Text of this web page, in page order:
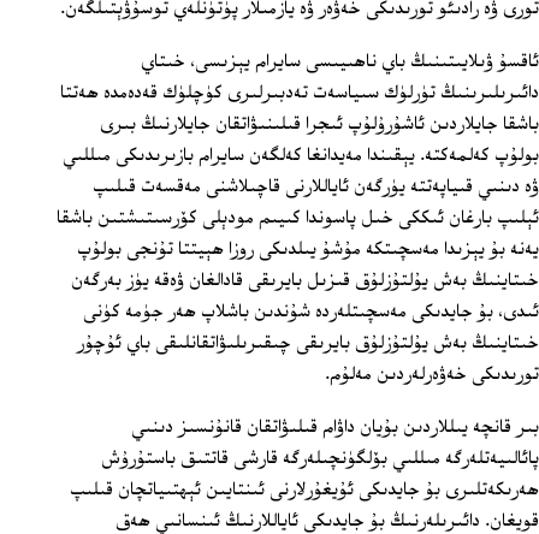
تورى ۋە رادىئو تورىدىكى خەۋەر ۋە يازمىلار پۈتۈنلەي توسۇۋېتىلگەن.
ئاقسۇ ۋىلايىتىنىڭ باي ناھىيىسى سايرام يېزىسى، خىتاي
دائىرىلىرىنىڭ تۈرلۈك سىياسەت تەدبىرلىرى كۈچلۈك قەدەمدە ھەتتا
باشقا جايلاردىن ئاشۇرۇلۇپ ئىجرا قىلىنىۋاتقان جايلارنىڭ بىرى
بولۇپ كەلمەكتە. يېقىندا مەيدانغا كەلگەن سايرام بازىرىدىكى مىللىي
ۋە دىنىي قىياپەتتە يۈرگەن ئاياللارنى قاچىلاشنى مەقسەت قىلىپ
ئېلىپ بارغان ئىككى خىل پاسوندا كىيىم مودېلى كۆرسىتىشتىن باشقا
يەنە بۇ يېزىدا مەسچىتكە مۇشۇ يىلدىكى روزا ھېيتتا تۇنجى بولۇپ
خىتاينىڭ بەش يۇلتۇزلۇق قىزىل بايرىقى قادالغان ۋەقە يۈز بەرگەن
ئىدى، بۇ جايدىكى مەسچىتلەردە شۇندىن باشلاپ ھەر جۈمە كۈنى
خىتاينىڭ بەش يۇلتۇزلۇق بايرىقى چىقىرىلىۋاتقانلىقى باي ئۇچۇر
تورىدىكى خەۋەرلەردىن مەلۇم.
بىر قانچە يىللاردىن بۇيان داۋام قىلىۋاتقان قانۇنسىز دىنىي
پائالىيەتلەرگە مىللىي بۆلگۈنچىلەرگە قارشى قاتتىق باستۇرۇش
ھەرىكەتلىرى بۇ جايدىكى ئۇيغۇرلارنى ئىنتايىن ئېھتىياتچان قىلىپ
قويغان. دائىرىلەرنىڭ بۇ جايدىكى ئاياللارنىڭ ئىنسانىي ھەق